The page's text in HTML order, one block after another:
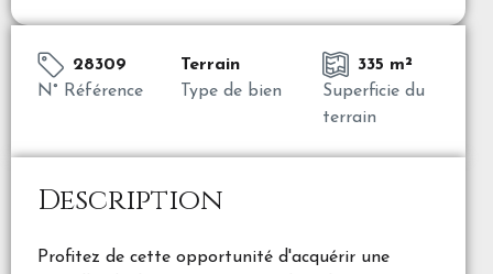
28309
N° Référence
Terrain
Type de bien
335 m²
Superficie du
terrain
Description
Profitez de cette opportunité d'acquérir une